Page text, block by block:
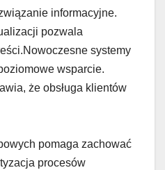
informacyjne.
pozwala
systemy
wsparcie.
że obsługa klientów
pomaga zachować
procesów